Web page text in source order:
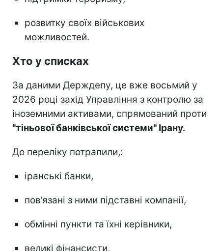
розвитку своїх військових
можливостей.
Хто у списках
За даними Держдепу, це вже восьмий у
2026 році захід Управління з контролю за
іноземними активами, спрямований проти
"тіньової банківської системи" Ірану.
До переліку потрапили,:
іранські банки,
пов’язані з ними підставні компанії,
обмінні пункти та їхні керівники,
великі фінансисти,